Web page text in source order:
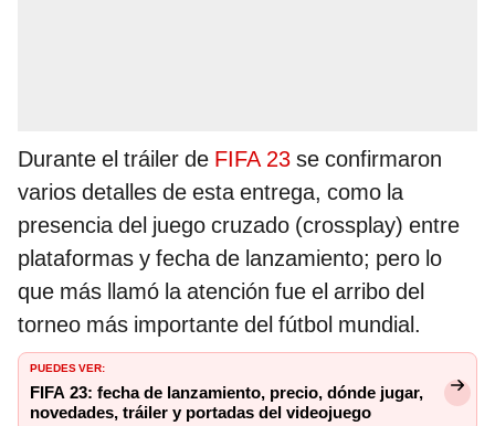
Durante el tráiler de FIFA 23 se confirmaron
varios detalles de esta entrega, como la
presencia del juego cruzado (crossplay) entre
plataformas y fecha de lanzamiento; pero lo
que más llamó la atención fue el arribo del
torneo más importante del fútbol mundial.
PUEDES VER:
FIFA 23: fecha de lanzamiento, precio, dónde jugar,
novedades, tráiler y portadas del videojuego